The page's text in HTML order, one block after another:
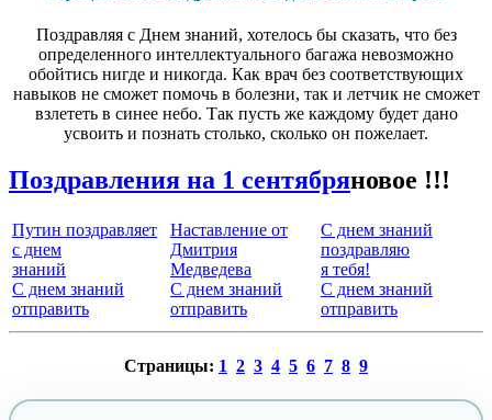
Поздравляя с Днем знаний, хотелось бы сказать, что без
определенного интеллектуального багажа невозможно
обойтись нигде и никогда. Как врач без соответствующих
навыков не сможет помочь в болезни, так и летчик не сможет
взлететь в синее небо. Так пусть же каждому будет дано
усвоить и познать столько, сколько он пожелает.
Поздравления на 1 сентябряновое !!!
Путин поздравляет
с днем
знаний
С днем знаний
отправить
Наставление от
Дмитрия
Медведева
С днем знаний
отправить
С днем знаний
поздравляю
я тебя!
С днем знаний
отправить
Страницы: 1 2 3 4 5 6 7 8 9